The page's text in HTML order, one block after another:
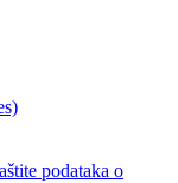
podataka o